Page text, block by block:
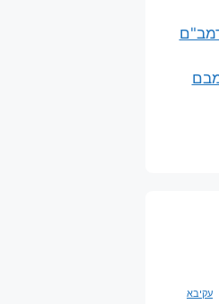
עקיבא